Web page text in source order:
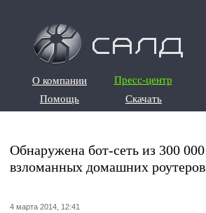
О компании
О компании Пресс-центр
Помощь
Помощь Скачать
Скачать
Обнаружена бот-сеть из 300 000
взломанных домашних роутеров
4 марта 2014, 12:41